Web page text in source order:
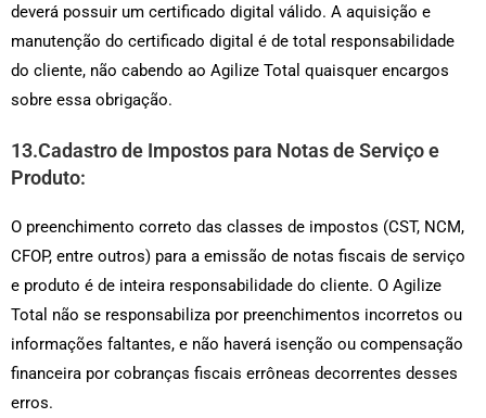
deverá possuir um certificado digital válido. A aquisição e
manutenção do certificado digital é de total responsabilidade
do cliente, não cabendo ao Agilize Total quaisquer encargos
sobre essa obrigação.
13.Cadastro de Impostos para Notas de Serviço e
Produto:
O preenchimento correto das classes de impostos (CST, NCM,
CFOP, entre outros) para a emissão de notas fiscais de serviço
e produto é de inteira responsabilidade do cliente. O Agilize
Total não se responsabiliza por preenchimentos incorretos ou
informações faltantes, e não haverá isenção ou compensação
financeira por cobranças fiscais errôneas decorrentes desses
erros.